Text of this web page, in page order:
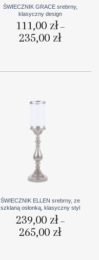
ŚWIECZNIK GRACE srebrny,
klasyczny design
111,00 zł –
235,00 złZakres
cen:
ŚWIECZNIK ELLEN srebrny, ze
szklaną osłonką, klasyczny styl
239,00 zł –
265,00 złcen: